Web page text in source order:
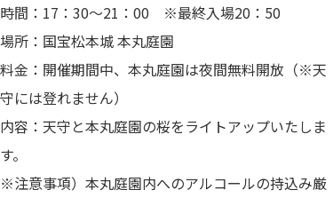
時間：17：30～21：00 ※最終入場20：50
場所：国宝松本城 本丸庭園
料金：開催期間中、本丸庭園は夜間無料開放（※天
守には登れません）
内容：天守と本丸庭園の桜をライトアップいたしま
す。
※注意事項）本丸庭園内へのアルコールの持込み厳